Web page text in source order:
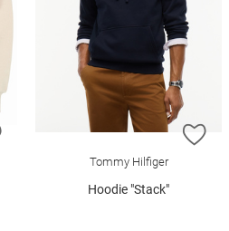
ZUR WUNSCHLISTE HINZUFÜGEN
Tommy Hilfiger
Hoodie "Stack"